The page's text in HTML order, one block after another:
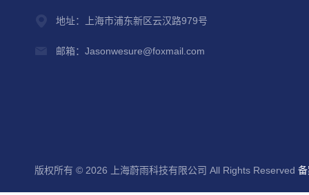
地址：上海市浦东新区云汉路979号
邮箱：Jasonwesure@foxmail.com
版权所有 © 2026 上海蔚雨科技有限公司 All Rights Reserved